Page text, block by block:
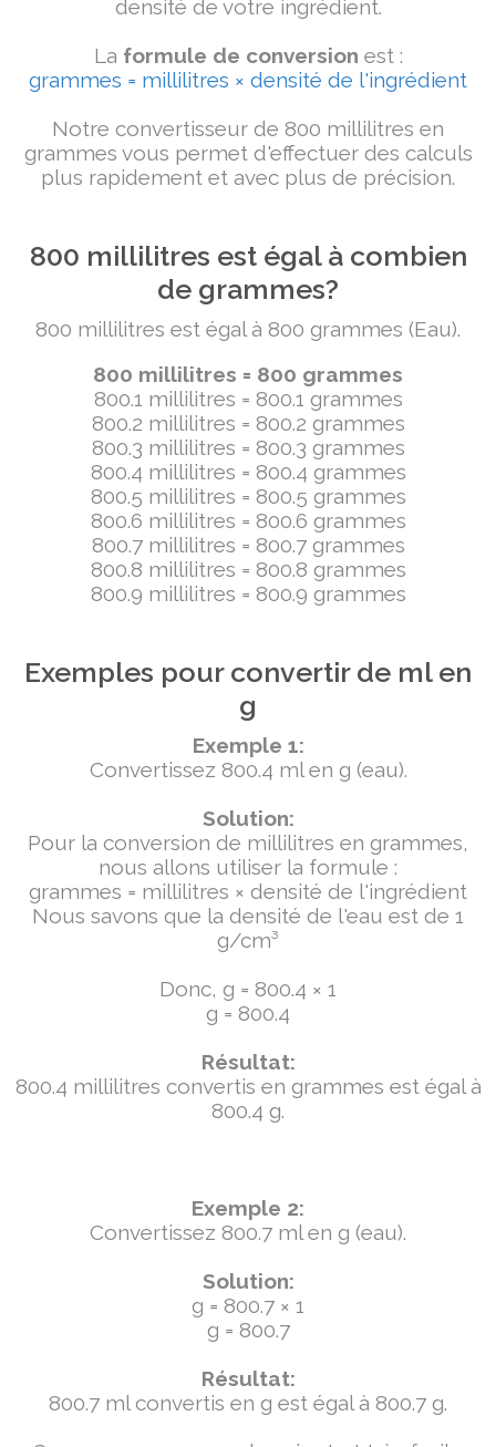
densité de votre ingrédient.
La formule de conversion est :
grammes = millilitres × densité de l'ingrédient
Notre convertisseur de 800 millilitres en
grammes vous permet d'effectuer des calculs
plus rapidement et avec plus de précision.
800 millilitres est égal à combien
de grammes?
800 millilitres est égal à 800 grammes (Eau).
800 millilitres = 800 grammes
800.1 millilitres = 800.1 grammes
800.2 millilitres = 800.2 grammes
800.3 millilitres = 800.3 grammes
800.4 millilitres = 800.4 grammes
800.5 millilitres = 800.5 grammes
800.6 millilitres = 800.6 grammes
800.7 millilitres = 800.7 grammes
800.8 millilitres = 800.8 grammes
800.9 millilitres = 800.9 grammes
Exemples pour convertir de ml en
g
Exemple 1:
Convertissez 800.4 ml en g (eau).
Solution:
Pour la conversion de millilitres en grammes,
nous allons utiliser la formule :
grammes = millilitres × densité de l'ingrédient
Nous savons que la densité de l'eau est de 1
g/cm³
Donc, g = 800.4 × 1
g = 800.4
Résultat:
800.4 millilitres convertis en grammes est égal à
800.4 g.
Exemple 2:
Convertissez 800.7 ml en g (eau).
Solution:
g = 800.7 × 1
g = 800.7
Résultat:
800.7 ml convertis en g est égal à 800.7 g.